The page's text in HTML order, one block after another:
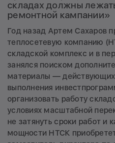
складах должны
ремонтной кампании»
Год назад Артем Сахаров
теплосетевую компанию
складской комплекс и в
занялся поиском
материалы — действующих
выполнения
организовать работу
условиях масштабной
не затянуть сроки работ и
мощности НТСК